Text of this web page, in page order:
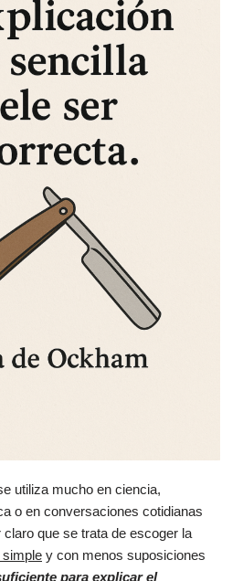
utiliza mucho en ciencia,
o en conversaciones cotidianas
que se trata de escoger la
y con menos suposiciones
para explicar el